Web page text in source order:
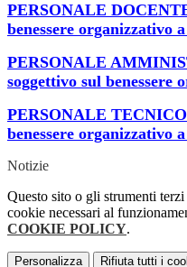
PERSONALE
benessere organizzativo
PERSONALE
soggettivo sul benessere
PERSONALE
benessere organizzativo
Notizie
Questo sito o gli strumenti
cookie necessari al
COOKIE POLICY.
Personalizza Rifiuta tutti i